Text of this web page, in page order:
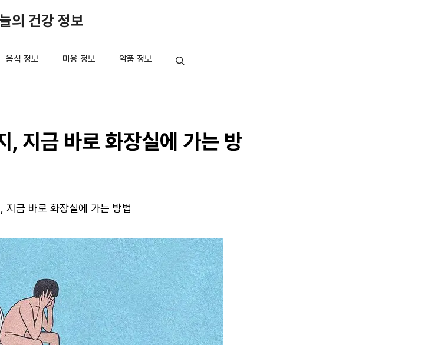
의 건강 정보
음식 정보 미용 정보 약품 정보
, 지금 바로 화장실에 가는 방
지금 바로 화장실에 가는 방법